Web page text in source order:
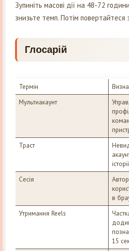
Зупиніть масові дії на 48-72
знизьте темп. Потім повертайтеся
Глосарій
Термін
Мультиакаунт
Траст
Сесія
в
Утримання Reels
15